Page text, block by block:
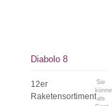
Diabolo 8
12er
Raketensortiment
Sie
als